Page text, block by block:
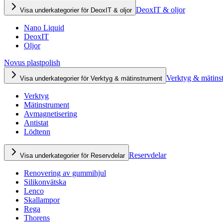
Visa underkategorier för DeoxIT & oljor DeoxIT & oljor
Nano Liquid
DeoxIT
Oljor
Novus plastpolish
Visa underkategorier för Verktyg & mätinstrument Verktyg &
Verktyg
Mätinstrument
Avmagnetisering
Antistat
Lödtenn
Visa underkategorier för Reservdelar Reservdelar
Renovering av gummihjul
Silikonvätska
Lenco
Skallampor
Rega
Thorens